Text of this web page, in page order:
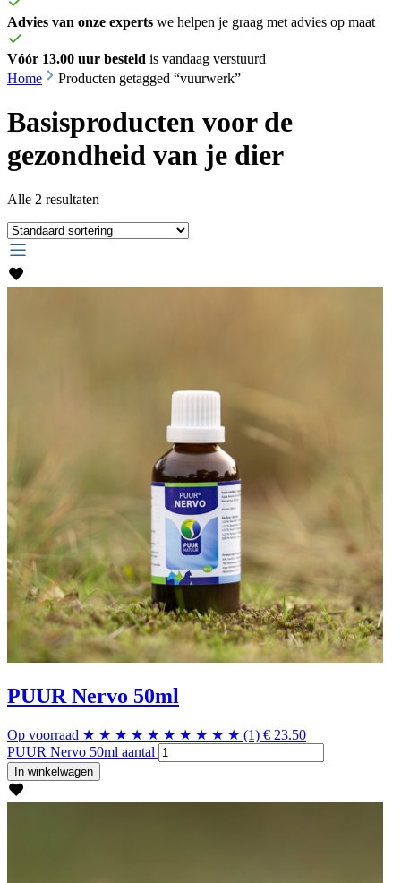
Advies van onze experts we helpen je graag met advies op maat
Vóór 13.00 uur besteld is vandaag verstuurd
Home
Producten getagged “vuurwerk”
Basisproducten voor de
gezondheid van je dier
Alle 2 resultaten
PUUR Nervo 50ml
Op voorraad ★ ★ ★ ★ ★ ★ ★ ★ ★ ★ (1) € 23.50
PUUR Nervo 50ml aantal
In winkelwagen